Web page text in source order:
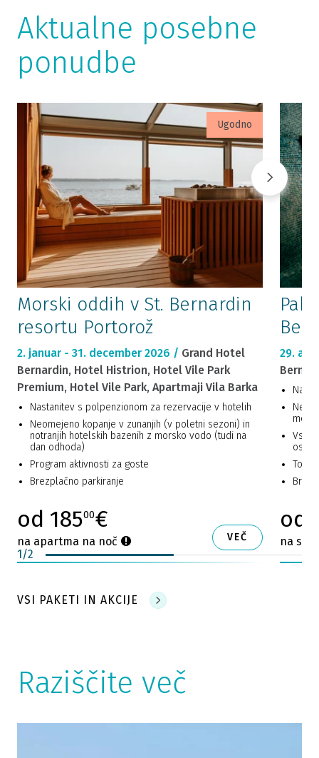
Aktualne posebne
ponudbe
Ugodno
Morski oddih v St. Bernardin
resortu Portorož
2. januar - 31. december 2026 / Grand Hotel
Bernardin, Hotel Histrion, Hotel Vile Park
Premium, Hotel Vile Park, Apartmaji Vila Barka
Nastanitev s polpenzionom za rezervacije v hotelih
Neomejeno kopanje v zunanjih (v poletni sezoni) in
notranjih hotelskih bazenih z morsko vodo (tudi na
dan odhoda)
Program aktivnosti za goste
Brezplačno parkiranje
od 18500€
na apartma na noč VEČ
29.
od
na
1/2
VSI PAKETI IN AKCIJE
Raziščite več